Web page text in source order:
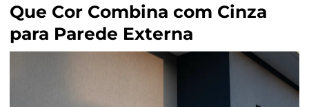
Que Cor Combina com Cinza
para Parede Externa